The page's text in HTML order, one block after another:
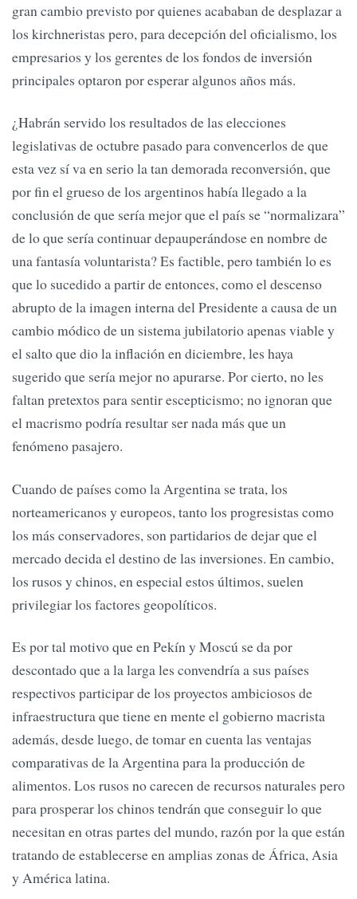
gran cambio previsto por quienes acababan de desplazar a
los kirchneristas pero, para decepción del oficialismo, los
empresarios y los gerentes de los fondos de inversión
principales optaron por esperar algunos años más.
¿Habrán servido los resultados de las elecciones
legislativas de octubre pasado para convencerlos de que
esta vez sí va en serio la tan demorada reconversión, que
por fin el grueso de los argentinos había llegado a la
conclusión de que sería mejor que el país se “normalizara”
de lo que sería continuar depauperándose en nombre de
una fantasía voluntarista? Es factible, pero también lo es
que lo sucedido a partir de entonces, como el descenso
abrupto de la imagen interna del Presidente a causa de un
cambio módico de un sistema jubilatorio apenas viable y
el salto que dio la inflación en diciembre, les haya
sugerido que sería mejor no apurarse. Por cierto, no les
faltan pretextos para sentir escepticismo; no ignoran que
el macrismo podría resultar ser nada más que un
fenómeno pasajero.
Cuando de países como la Argentina se trata, los
norteamericanos y europeos, tanto los progresistas como
los más conservadores, son partidarios de dejar que el
mercado decida el destino de las inversiones. En cambio,
los rusos y chinos, en especial estos últimos, suelen
privilegiar los factores geopolíticos.
Es por tal motivo que en Pekín y Moscú se da por
descontado que a la larga les convendría a sus países
respectivos participar de los proyectos ambiciosos de
infraestructura que tiene en mente el gobierno macrista
además, desde luego, de tomar en cuenta las ventajas
comparativas de la Argentina para la producción de
alimentos. Los rusos no carecen de recursos naturales pero
para prosperar los chinos tendrán que conseguir lo que
necesitan en otras partes del mundo, razón por la que están
tratando de establecerse en amplias zonas de África, Asia
y América latina.